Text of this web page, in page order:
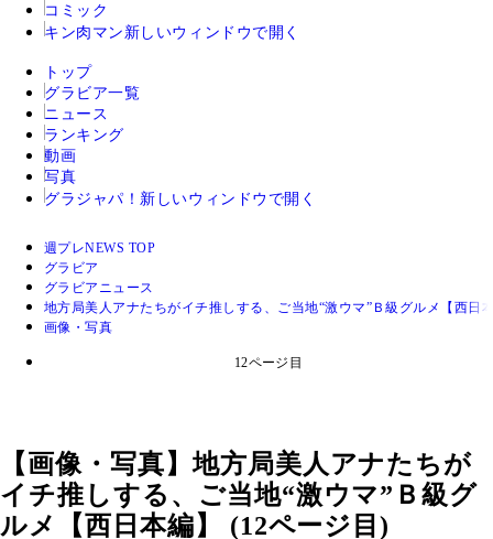
コミック
キン肉マン 新しいウィンドウで開く
トップ
グラビア一覧
ニュース
ランキング
動画
写真
グラジャパ！ 新しいウィンドウで開く
週プレNEWS TOP
グラビア
グラビアニュース
地方局美人アナたちがイチ推しする、ご当地“激ウマ”Ｂ級グルメ【西日
画像・写真
12ページ目
【画像・写真】地方局美人アナたちが
イチ推しする、ご当地“激ウマ”Ｂ級グ
ルメ【西日本編】 (12ページ目)